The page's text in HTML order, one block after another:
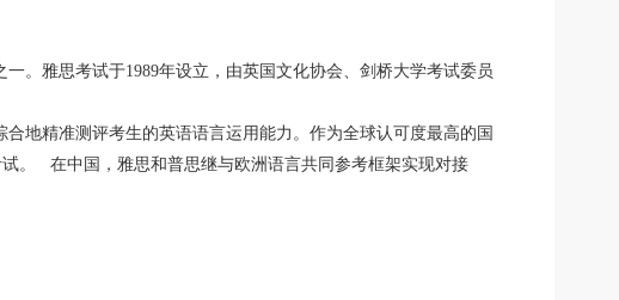
一。雅思考试于1989年设立，由英国文化协会、剑桥大学考试委员
地精准测评考生的英语语言运用能力。作为全球认可度最高的国
。 在中国，雅思和普思继与欧洲语言共同参考框架实现对接